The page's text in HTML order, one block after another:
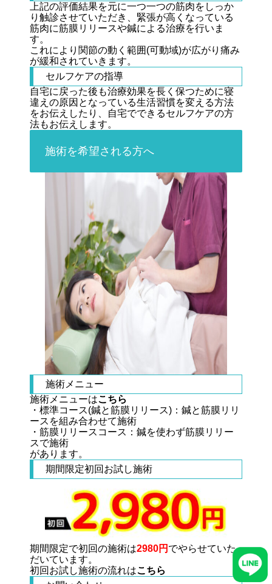
上記の評価結果を元に一つ一つの筋肉をしっか
り触診させていただき、緊張が高くなっている
筋肉に筋膜リリースや鍼による治療を行いま
す。
これにより関節の動く範囲(可動域)が広がり痛み
が緩和されていきます。
セルフケアの指導
自宅に戻った後も治療効果を長く保つために寝
違えの原因となっている生活習慣を変える方法
をお伝えしたり、自宅でできるセルフケアの方
法もお伝えします。
施術を希望される方へ
施術メニュー
施術メニューはこちら
・標準コース(鍼と筋膜リリース)：鍼と筋膜リリ
ースを組み合わせて施術
・筋膜リリースコース：鍼を使わず筋膜リリー
スで施術
があります。
期間限定初回お試し施術
期間限定で初回の施術は2980円 でやらせていた
だいています。
初回お試し施術の流れはこちら